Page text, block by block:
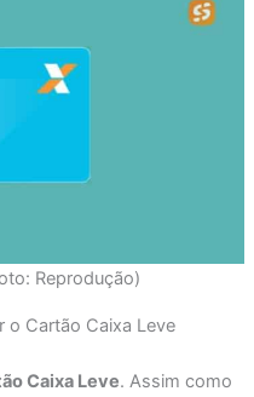
Reprodução)
o Cartão Caixa Leve
Caixa Leve. Assim como